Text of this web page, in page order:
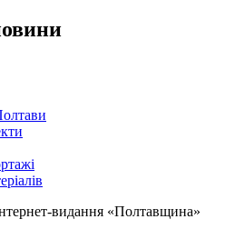
видання «Полтавщина»